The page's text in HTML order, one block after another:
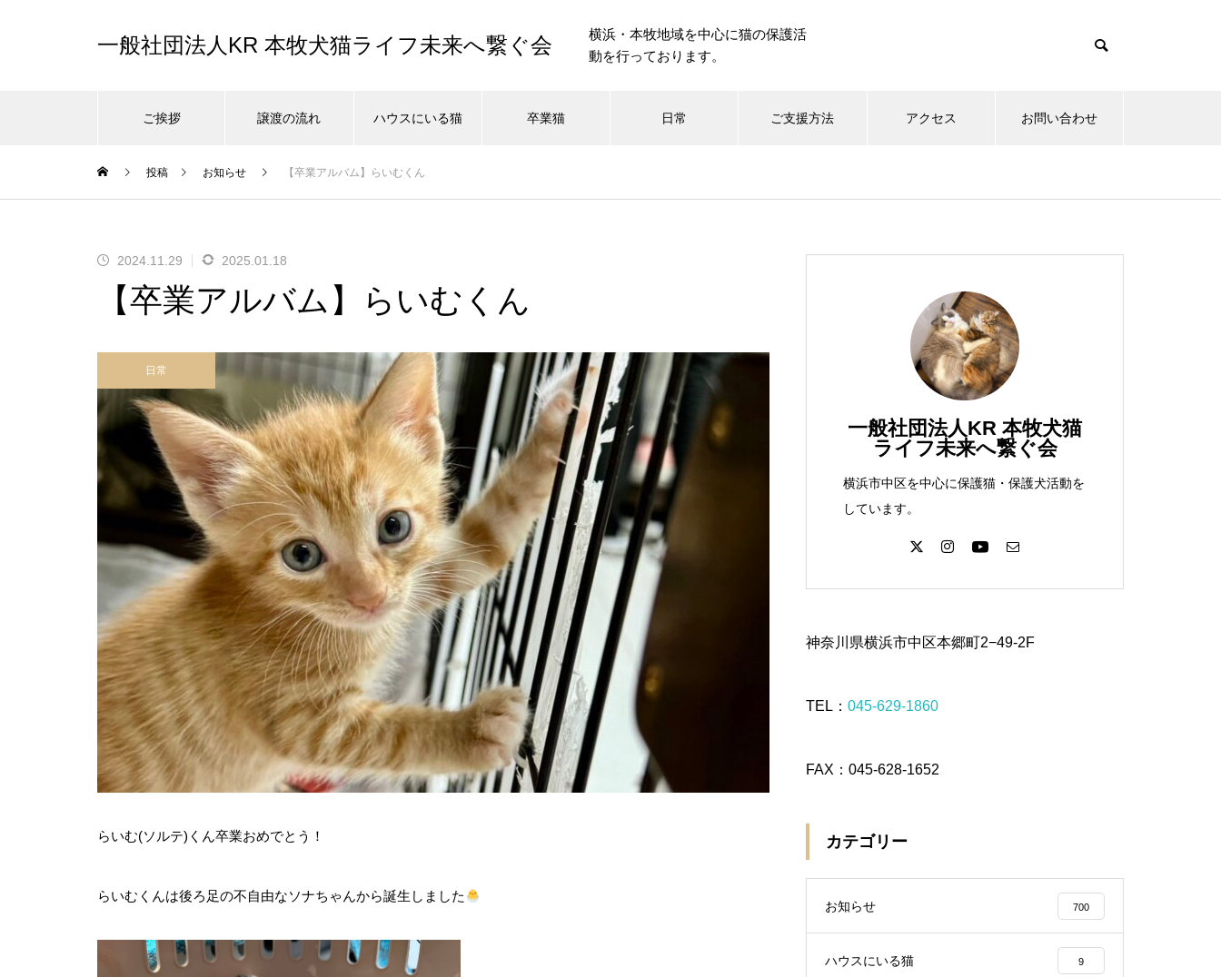
一般社団法人KR 本牧犬猫ライフ未来へ繋ぐ会
横浜・本牧地域を中心に猫の保護活
動を行っております。
ご挨拶 譲渡の流れ ハウスにいる猫 卒業猫 日常 ご支援方法 アクセス お問い合わせ
投稿 お知らせ 【卒業アルバム】らいむくん
2024.11.29 2025.01.18
【卒業アルバム】らいむくん
日常
らいむ(ソルテ)くん卒業おめでとう！
らいむくんは後ろ足の不自由なソナちゃんから誕生しました
一般社団法人KR 本牧犬猫
ライフ未来へ繋ぐ会
横浜市中区を中心に保護猫・保護犬活動を
しています。
神奈川県横浜市中区本郷町2−49-2F
TEL： 045-629-1860
FAX：045-628-1652
カテゴリー
お知らせ 700
ハウスにいる猫 9